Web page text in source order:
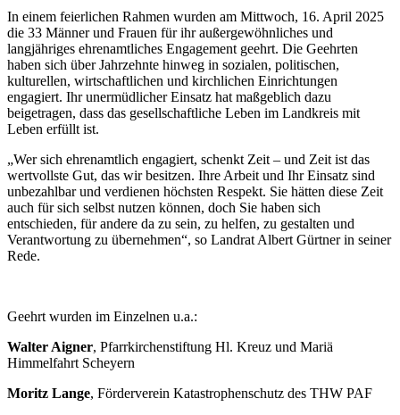
In einem feierlichen Rahmen wurden am Mittwoch, 16. April 2025
die 33 Männer und Frauen für ihr außergewöhnliches und
langjähriges ehrenamtliches Engagement geehrt. Die Geehrten
haben sich über Jahrzehnte hinweg in sozialen, politischen,
kulturellen, wirtschaftlichen und kirchlichen Einrichtungen
engagiert. Ihr unermüdlicher Einsatz hat maßgeblich dazu
beigetragen, dass das gesellschaftliche Leben im Landkreis mit
Leben erfüllt ist.
„Wer sich ehrenamtlich engagiert, schenkt Zeit – und Zeit ist das
wertvollste Gut, das wir besitzen. Ihre Arbeit und Ihr Einsatz sind
unbezahlbar und verdienen höchsten Respekt. Sie hätten diese Zeit
auch für sich selbst nutzen können, doch Sie haben sich
entschieden, für andere da zu sein, zu helfen, zu gestalten und
Verantwortung zu übernehmen“, so Landrat Albert Gürtner in seiner
Rede.
Geehrt wurden im Einzelnen u.a.:
Walter Aigner, Pfarrkirchenstiftung Hl. Kreuz und Mariä
Himmelfahrt Scheyern
Moritz Lange, Förderverein Katastrophenschutz des THW PAF